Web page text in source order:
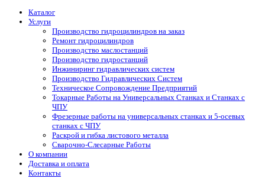
Каталог
Услуги
Производство гидроцилиндров на заказ
Ремонт гидроцилиндров
Производство маслостанций
Производство гидростанций
Инжиниринг гидравлических систем
Производство Гидравлических Систем
Техническое Сопровождение Предприятий
Токарные Работы на Универсальных Станках и Станках с
ЧПУ
Фрезерные работы на универсальных станках и 5-осевых
станках с ЧПУ
Раскрой и гибка листового металла
Сварочно-Слесарные Работы
О компании
Доставка и оплата
Контакты